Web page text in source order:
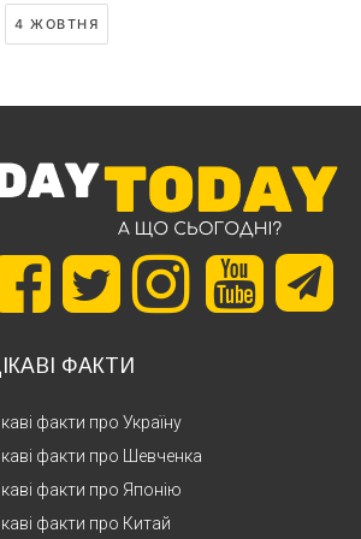
4 ЖОВТНЯ
ФАКТИ
факти про Україну
факти про Шевченка
факти про Японію
факти про Китай